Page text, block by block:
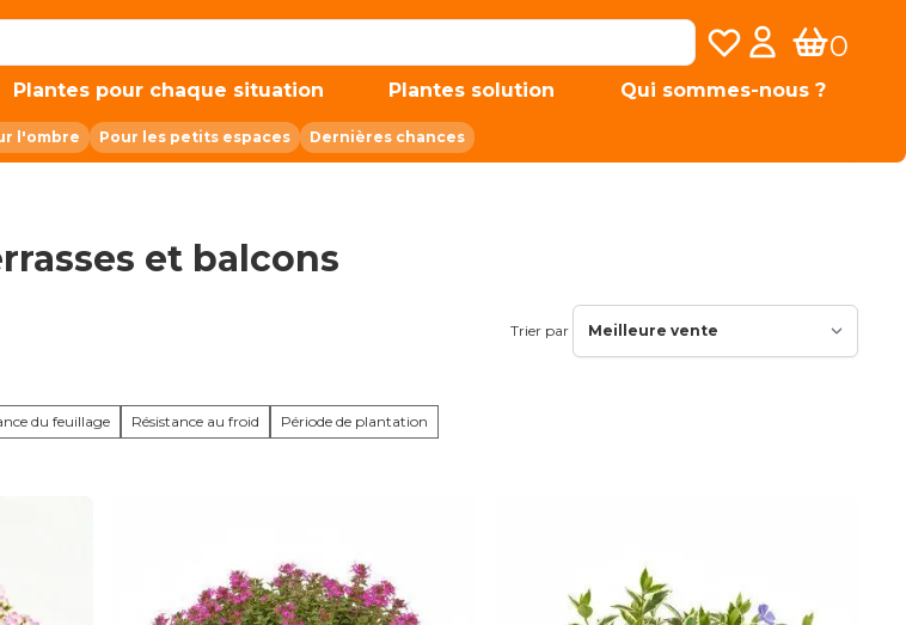
Mes listes de favoris
Mon compte
0
Plantes pour chaque situation Plantes solution Qui sommes-nous ?
l'ombre Pour les petits espaces Dernières chances
et balcons
Trier par
du feuillage Résistance au froid Période de plantation